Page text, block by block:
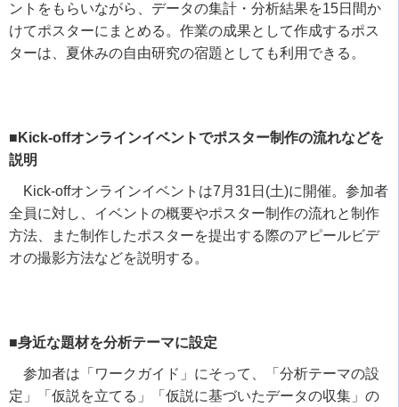
ントをもらいながら、データの集計・分析結果を15日間か
けてポスターにまとめる。作業の成果として作成するポス
ターは、夏休みの自由研究の宿題としても利用できる。
■Kick-offオンラインイベントでポスター制作の流れなどを
説明
Kick-offオンラインイベントは7 月 31 日 (土)に開催。参加者
全員に対し、イベントの概要やポスター制作の流れと制作
方法、また制作したポスターを提出する際のアピールビデ
オの撮影方法などを説明する。
■身近な題材を分析テーマに設定
参加者は「ワークガイド」にそって、「分析テーマの設
定」「仮説を立てる」「仮説に基づいたデータの収集」の